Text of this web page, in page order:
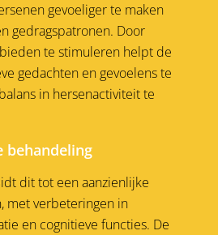
gevoeliger te maken
gedragspatronen. Door
te stimuleren helpt de
gedachten en gevoelens te
in hersenactiviteit te
behandeling
dit tot een aanzienlijke
met verbeteringen in
en cognitieve functies. De